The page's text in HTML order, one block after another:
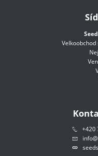
+420